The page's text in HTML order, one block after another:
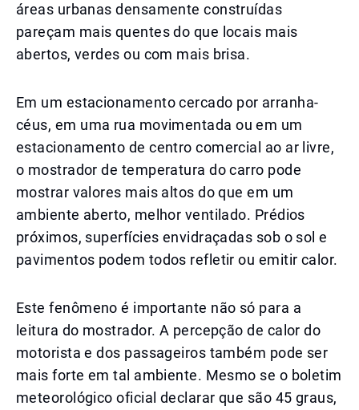
áreas urbanas densamente construídas
pareçam mais quentes do que locais mais
abertos, verdes ou com mais brisa.
Em um estacionamento cercado por arranha-
céus, em uma rua movimentada ou em um
estacionamento de centro comercial ao ar livre,
o mostrador de temperatura do carro pode
mostrar valores mais altos do que em um
ambiente aberto, melhor ventilado. Prédios
próximos, superfícies envidraçadas sob o sol e
pavimentos podem todos refletir ou emitir calor.
Este fenômeno é importante não só para a
leitura do mostrador. A percepção de calor do
motorista e dos passageiros também pode ser
mais forte em tal ambiente. Mesmo se o boletim
meteorológico oficial declarar que são 45 graus,